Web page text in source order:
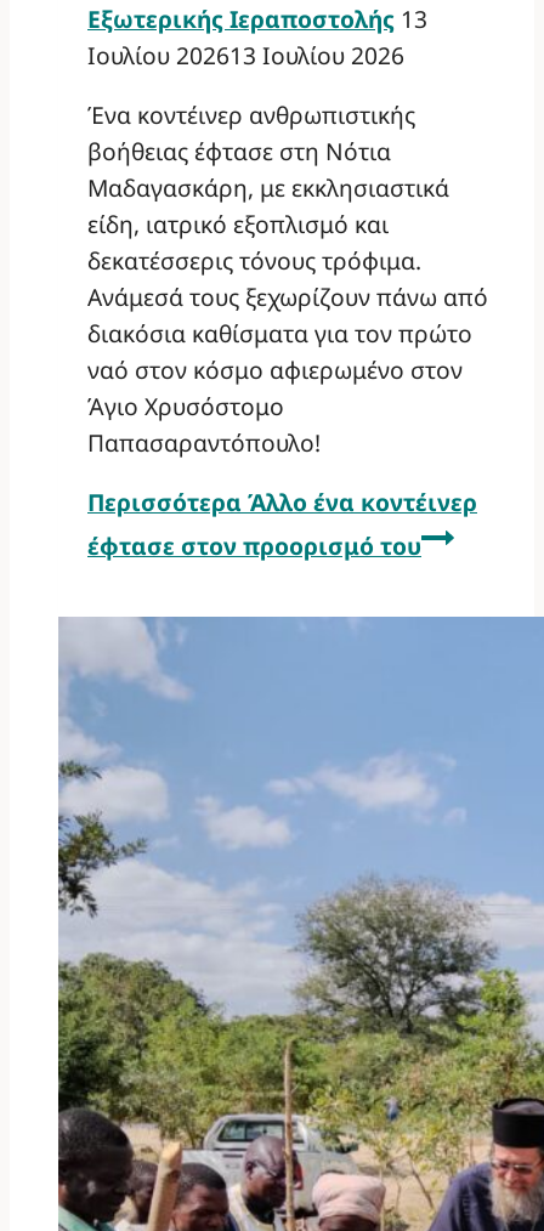
Εξωτερικής Ιεραποστολής 13
Ιουλίου 202613 Ιουλίου 2026
Ένα κοντέινερ ανθρωπιστικής
βοήθειας έφτασε στη Νότια
Μαδαγασκάρη, με εκκλησιαστικά
είδη, ιατρικό εξοπλισμό και
δεκατέσσερις τόνους τρόφιμα.
Ανάμεσά τους ξεχωρίζουν πάνω από
διακόσια καθίσματα για τον πρώτο
ναό στον κόσμο αφιερωμένο στον
Άγιο Χρυσόστομο
Παπασαραντόπουλο!
Περισσότερα Άλλο ένα κοντέινερ
έφτασε στον προορισμό του